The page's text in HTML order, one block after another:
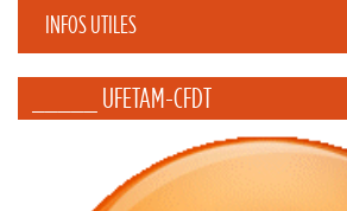
INFOS UTILES
_____ UFETAM-CFDT